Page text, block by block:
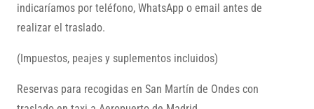
indicaríamos por teléfono, WhatsApp o email antes de
realizar el traslado.
(Impuestos, peajes y suplementos incluidos)
Reservas para recogidas en San Martín de Ondes con